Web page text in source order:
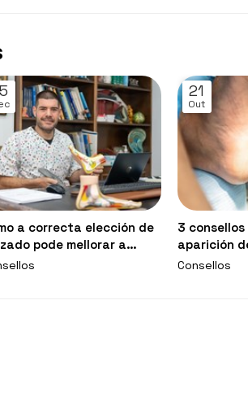
a correcta elección de
pode mellorar a
21
Out
3
aparición
durezas nos
Consellos